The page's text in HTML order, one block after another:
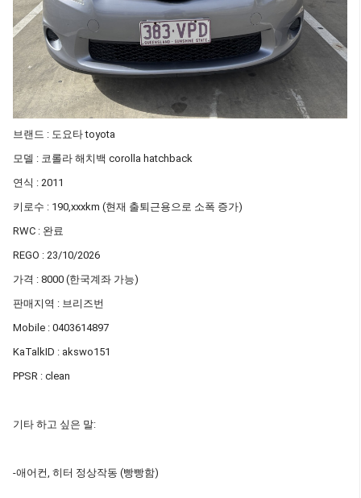
브랜드 : 도요타 toyota
모델 : 코롤라 해치백 corolla hatchback
연식 : 2011
키로수 : 190,xxxkm (현재 출퇴근용으로 소폭 증가)
RWC : 완료
REGO : 23/10/2026
가격 : 8000 (한국계좌 가능)
판매지역 : 브리즈번
Mobile : 0403614897
KaTalkID : akswo151
PPSR : clean
기타 하고 싶은 말:
-애어컨, 히터 정상작동 (빵빵함)